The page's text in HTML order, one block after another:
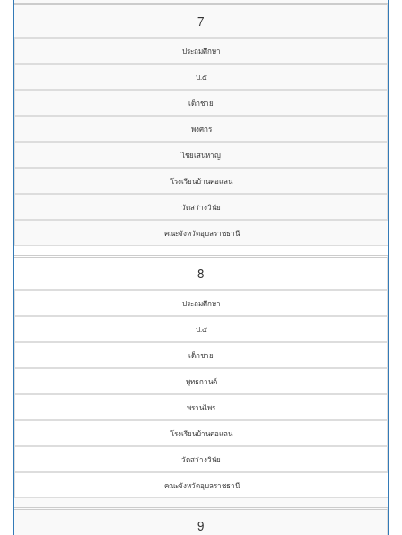
7
ประถมศึกษา
ป.๕
เด็กชาย
พงศกร
ไชยเสนหาญ
โรงเรียนบ้านคอแลน
วัดสว่างวินัย
คณะจังหวัดอุบลราชธานี
8
ประถมศึกษา
ป.๕
เด็กชาย
พุทธกานต์
พรานไพร
โรงเรียนบ้านคอแลน
วัดสว่างวินัย
คณะจังหวัดอุบลราชธานี
9